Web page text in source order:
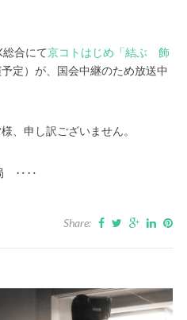
合にて京コトはじめ「結ぶ 飾
予定）が、国会中継のため放送中
、申し訳ございません。
‥‥
Share: